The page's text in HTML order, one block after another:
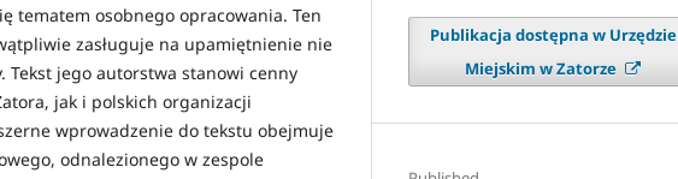
tematem osobnego opracowania. Ten
zasługuje na upamiętnienie nie
Tekst jego autorstwa stanowi cenny
jak i polskich organizacji
wprowadzenie do tekstu obejmuje
odnalezionego w zespole
Publikacja dostępna w Urzędzie
Miejskim w Zatorze